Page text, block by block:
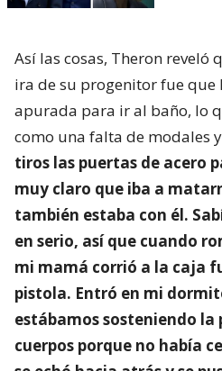
Así las cosas, Theron reveló
ira de su progenitor fue que
apurada para ir al baño, lo
como una falta de modales
tiros las puertas de acero
muy claro que iba a
también estaba con él.
en serio, así que cuando
mi mamá corrió a la caja
pistola. Entró en mi
estábamos sosteniendo
cuerpos porque no había